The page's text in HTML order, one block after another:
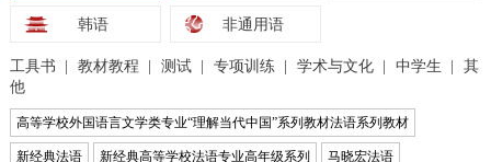
韩语 非通用语
工具书 教材教程 测试 专项训练 学术与文化 中学生
其
他
高等学校外国语言文学类专业“理解当代中国”系列教材法语系列教材
新经典法语 新经典高等学校法语专业高年级系列 马晓宏法语